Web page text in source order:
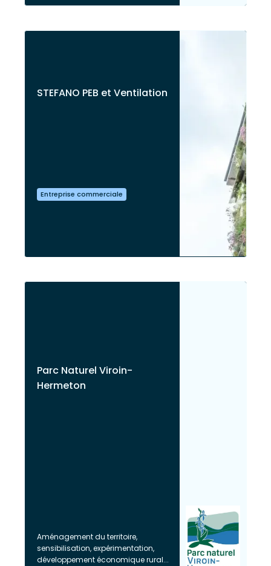
STEFANO PEB et Ventilation
Entreprise commerciale
Parc Naturel Viroin-
Hermeton
Aménagement du territoire,
sensibilisation, expérimentation,
développement économique rural...